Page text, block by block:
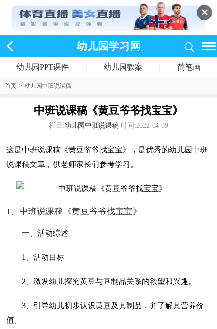
✕
幼儿园学习网
幼儿园PPT课件 幼儿园教案 简笔画
首页 > 幼儿园中班说课稿
中班说课稿《黄豆爷爷找宝宝》
栏目:幼儿园中班说课稿 时间:2022-04-09
这是中班说课稿《黄豆爷爷找宝宝》，是优秀的幼儿园中班
说课稿文章，供老师家长们参考学习。
1、中班说课稿《黄豆爷爷找宝宝》
一、活动综述
1、活动目标
2、激发幼儿探究黄豆与豆制品关系的欲望和兴趣。
3、引导幼儿初步认识黄豆及其制品，并了解其营养价
值。